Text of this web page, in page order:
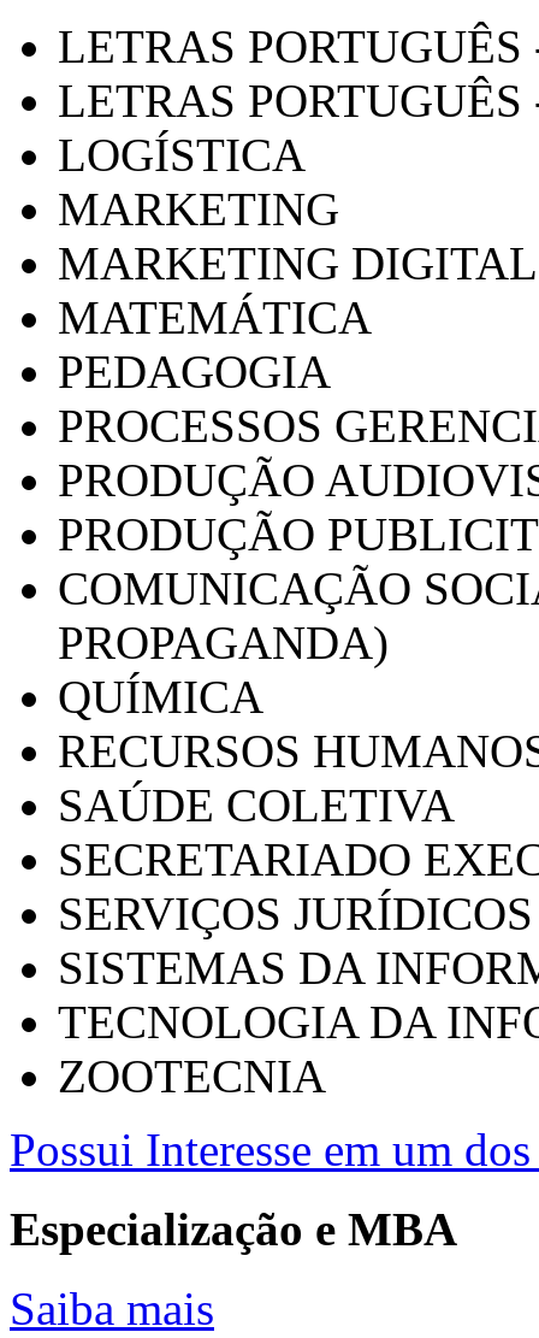
LETRAS
LETRAS PORTUGUÊS
LOGÍSTICA
MARKETING
MARKETING DIGITAL
MATEMÁTICA
PEDAGOGIA
PROCESSOS
PRODUÇÃO
PRODUÇÃO
COMUNICAÇÃO
PROPAGANDA)
QUÍMICA
RECURSOS
SAÚDE COLETIVA
SECRETARIADO
SERVIÇOS
SISTEMAS DA
TECNOLOGIA DA
ZOOTECNIA
Possui Interesse em um
Especialização e MBA
Saiba mais